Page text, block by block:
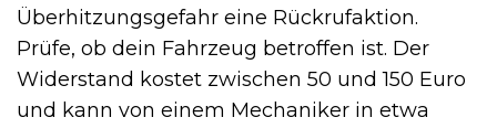
Überhitzungsgefahr eine Rückrufaktion.
Prüfe, ob dein Fahrzeug betroffen ist. Der
Widerstand kostet zwischen 50 und 150 Euro
und kann von einem Mechaniker in etwa